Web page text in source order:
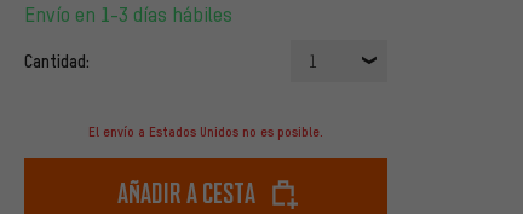
Envío en 1-3 días hábiles
Cantidad: 1
El envío a Estados Unidos no es posible.
Añadir a cesta